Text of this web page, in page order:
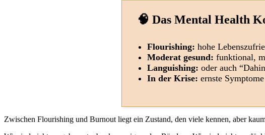
🧠 Das Mental Health
Flourishing: hohe
Moderat gesund: funktional,
Languishing: oder auch
In der Krise: ernste
Zwischen Flourishing und Burnout liegt ein Zustand, den viele kennen, aber